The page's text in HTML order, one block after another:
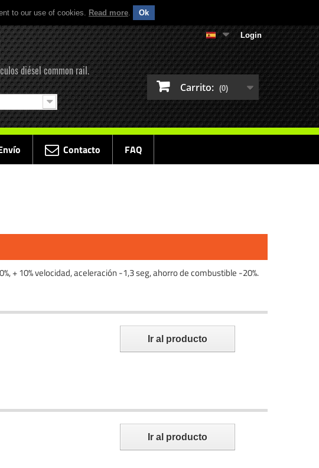
to our use of cookies. Read more. Ok
Login
Carrito: (0)
diésel common rail.
Contacto FAQ
+ 10% velocidad, aceleración -1,3 seg, ahorro de combustible -20%.
Ir al producto
Ir al producto